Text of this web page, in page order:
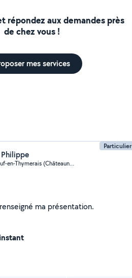
répondez aux demandes près
de chez vous !
mes services
Particulier
Châteauneuf-en-Thymerais (Châteauneuf-en-Thymerais)
Je n'ai pas encore renseigné ma présentation.